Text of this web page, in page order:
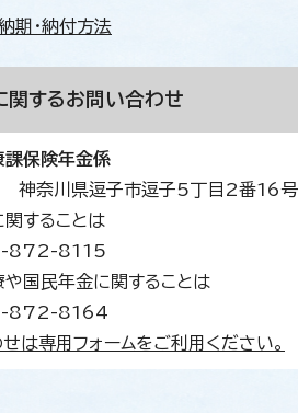
期・納付方法
関するお問い合わせ
課保険年金係
奈川県逗子市逗子5丁目2番16号
することは
872-8115
国民年金に関することは
872-8164
は専用フォームをご利用ください。